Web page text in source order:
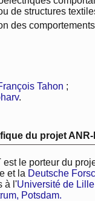
de structures
des
Tahon ;
.
du projet ANR-
est le porteur du
et la Deutsche
à l'Université de Lille
Potsdam.